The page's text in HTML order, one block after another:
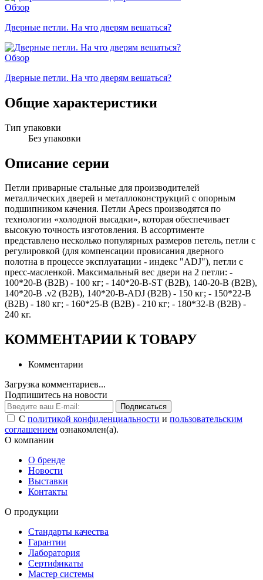
Обзор
Дверные петли. На что дверям вешаться?
Обзор
Дверные петли. На что дверям вешаться?
Общие характеристики
Тип упаковки
Без упаковки
Описание серии
Петли приварные стальные для производителей
металлических дверей и металлоконструкций с опорным
подшипником качения. Петли Apecs производятся по
технологии «холодной высадки», которая обеспечивает
высокую точность изготовления. В ассортименте
представлено несколько популярных размеров петель, петли с
регулировкой (для компенсации провисания дверного
полотна в процессе эксплуатации - индекс "ADJ"), петли с
пресс-масленкой. Максимальный вес двери на 2 петли: -
100*20-B (B2B) - 100 кг; - 140*20-B-ST (B2B), 140-20-B (B2B),
140*20-B .v2 (B2B), 140*20-B-ADJ (B2B) - 150 кг; - 150*22-B
(B2B) - 180 кг; - 160*25-B (B2B) - 210 кг; - 180*32-B (B2B) -
240 кг.
КОММЕНТАРИИ К ТОВАРУ
Комментарии
Загрузка комментариев...
Подпишитесь на новости
Подписаться
С политикой конфиденциальности и пользовательским
соглашением ознакомлен(а).
О компании
О бренде
Новости
Выставки
Контакты
О продукции
Стандарты качества
Гарантии
Лаборатория
Сертификаты
Мастер системы